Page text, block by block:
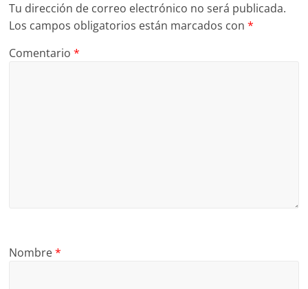
Tu dirección de correo electrónico no será publicada.
Los campos obligatorios están marcados con*
Comentario*
Nombre*